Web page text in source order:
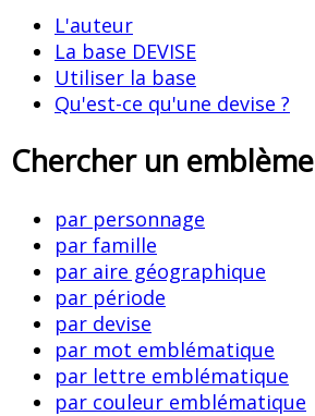
L'auteur
La base DEVISE
Utiliser la base
Qu'est-ce qu'une devise ?
Chercher un emblème
par personnage
par famille
par aire géographique
par période
par devise
par mot emblématique
par lettre emblématique
par couleur emblématique